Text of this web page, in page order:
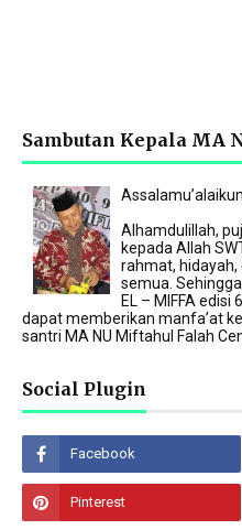
Sambutan Kepala MA
Alhamdulillah,
kepada Allah
rahmat, hidayah,
semua.
EL – MIFFA
dapat memberikan manfa’at
santri MA NU Miftahul Falah
Social Plugin